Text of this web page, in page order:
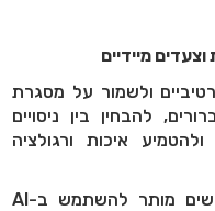
מיידיים
ולשמור על מסגרת
להבחין בין ניסויים
איכות ורגולציה
מותר להשתמש ב-AI